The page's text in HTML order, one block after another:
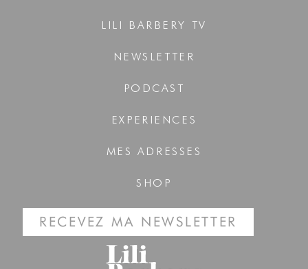
LILI BARBERY TV
NEWSLETTER
PODCAST
EXPERIENCES
MES ADRESSES
SHOP
RECEVEZ MA NEWSLETTER